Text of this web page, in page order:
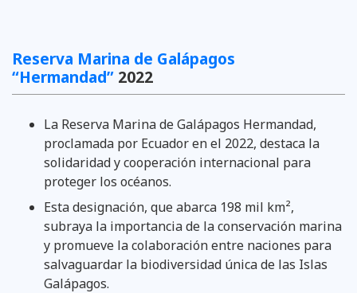
Reserva Marina de Galápagos
“Hermandad” 2022
La Reserva Marina de Galápagos Hermandad,
proclamada por Ecuador en el 2022, destaca la
solidaridad y cooperación internacional para
proteger los océanos.
Esta designación, que abarca 198 mil km²,
subraya la importancia de la conservación marina
y promueve la colaboración entre naciones para
salvaguardar la biodiversidad única de las Islas
Galápagos.